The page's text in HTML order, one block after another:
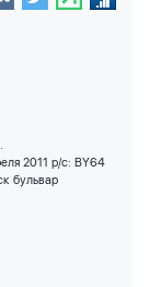
2011 р/с: BY64
бульвар